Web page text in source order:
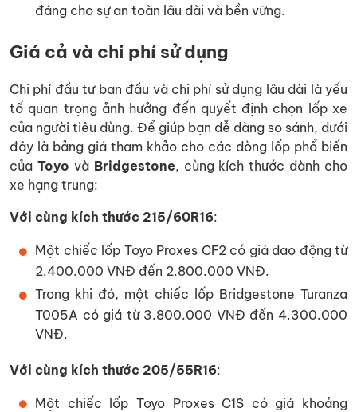
đáng cho sự an toàn lâu dài và bền vững.
Giá cả và chi phí sử dụng
Chi phí đầu tư ban đầu và chi phí sử dụng lâu dài là yếu
tố quan trọng ảnh hưởng đến quyết định chọn lốp xe
của người tiêu dùng. Để giúp bạn dễ dàng so sánh, dưới
đây là bảng giá tham khảo cho các dòng lốp phổ biến
của Toyo và Bridgestone, cùng kích thước dành cho
xe hạng trung:
Với cùng kích thước 215/60R16:
Một chiếc lốp Toyo Proxes CF2 có giá dao động từ
2.400.000 VNĐ đến 2.800.000 VNĐ.
Trong khi đó, một chiếc lốp Bridgestone Turanza
T005A có giá từ 3.800.000 VNĐ đến 4.300.000
VNĐ.
Với cùng kích thước 205/55R16:
Một chiếc lốp Toyo Proxes C1S có giá khoảng